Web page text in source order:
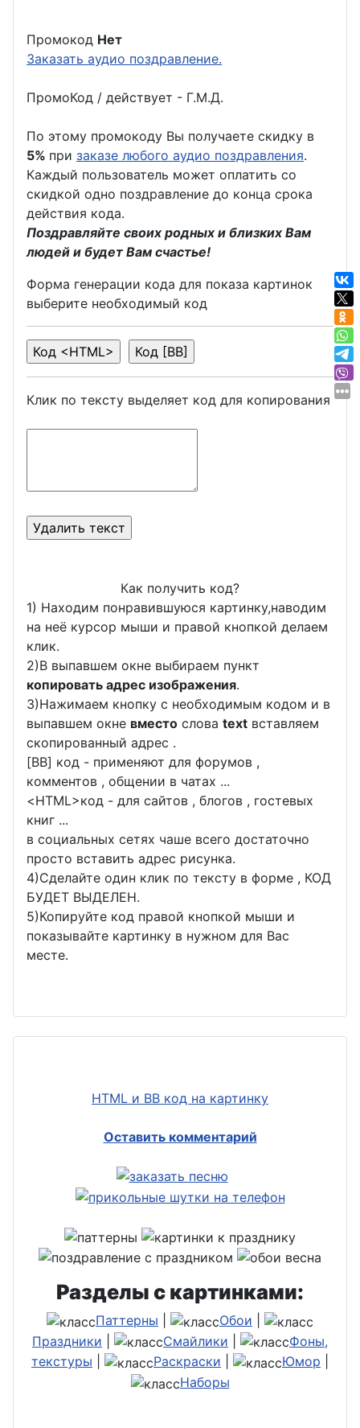
Промокод Нет
Заказать аудио поздравление.
ПромоКод / действует - Г.М.Д.
По этому промокоду Вы получаете скидку в
5% при заказе любого аудио поздравления.
Каждый пользователь может оплатить со
скидкой одно поздравление до конца срока
действия кода.
Поздравляйте своих родных и близких Вам
людей и будет Вам счастье!
Форма генерации кода для показа картинок
выберите необходимый код
Клик по тексту выделяет код для копирования
Как получить код?
1) Находим понравившуюся картинку,наводим
на неё курсор мыши и правой кнопкой делаем
клик.
2)В выпавшем окне выбираем пункт
копировать адрес изображения.
3)Нажимаем кнопку с необходимым кодом и в
выпавшем окне вместо слова text вставляем
скопированный адрес .
[BB] код - применяют для форумов ,
комментов , общении в чатах ...
<HTML>код - для сайтов , блогов , гостевых
книг ...
в социальных сетях чаше всего достаточно
просто вставить адрес рисунка.
4)Сделайте один клик по тексту в форме , КОД
БУДЕТ ВЫДЕЛЕН.
5)Копируйте код правой кнопкой мыши и
показывайте картинку в нужном для Вас
месте.
HTML и BB код на картинку
Оставить комментарий
Разделы с картинками:
Паттерны Обои
Праздники
Смайлики
Фоны,
текстуры
Раскраски Юмор
Наборы